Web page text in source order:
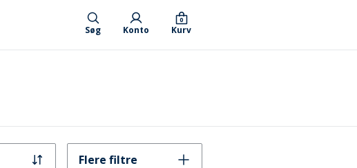
Søg Konto Kurv
0
Flere filtre